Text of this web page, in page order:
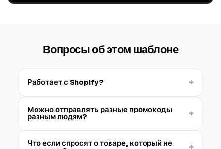
Вопросы об этом шаблоне
Работает с Shopify? +
Можно отправлять разные промокоды
разным людям?
+
Что если спросят о товаре, который не